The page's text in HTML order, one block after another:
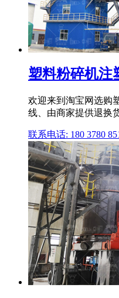
塑料粉碎机注
欢迎来到淘宝网选购
线、由商家提供退换
联系电话: 180 3780